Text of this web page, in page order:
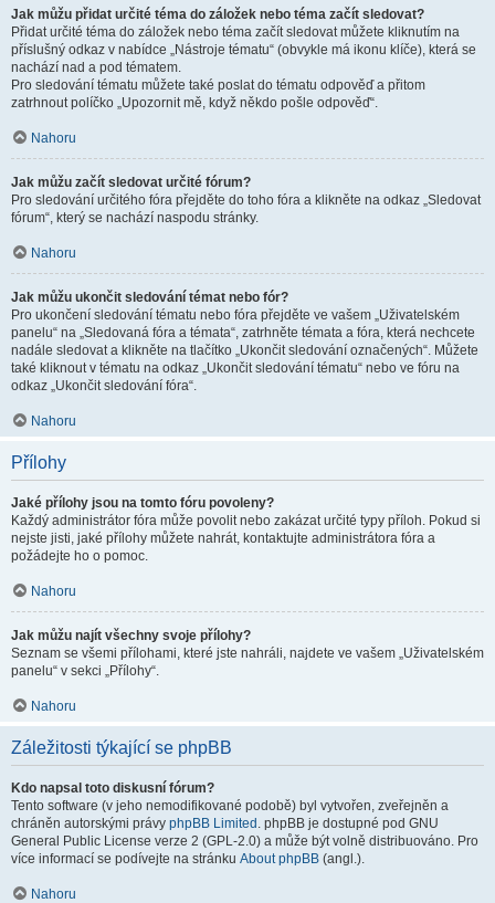
Jak můžu přidat určité téma do záložek nebo téma začít sledovat?
Přidat určité téma do záložek nebo téma začít sledovat můžete kliknutím na
příslušný odkaz v nabídce „Nástroje tématu“ (obvykle má ikonu klíče), která se
nachází nad a pod tématem.
Pro sledování tématu můžete také poslat do tématu odpověď a přitom
zatrhnout políčko „Upozornit mě, když někdo pošle odpověď“.
Nahoru
Jak můžu začít sledovat určité fórum?
Pro sledování určitého fóra přejděte do toho fóra a klikněte na odkaz „Sledovat
fórum“, který se nachází naspodu stránky.
Nahoru
Jak můžu ukončit sledování témat nebo fór?
Pro ukončení sledování tématu nebo fóra přejděte ve vašem „Uživatelském
panelu“ na „Sledovaná fóra a témata“, zatrhněte témata a fóra, která nechcete
nadále sledovat a klikněte na tlačítko „Ukončit sledování označených“. Můžete
také kliknout v tématu na odkaz „Ukončit sledování tématu“ nebo ve fóru na
odkaz „Ukončit sledování fóra“.
Nahoru
Přílohy
Jaké přílohy jsou na tomto fóru povoleny?
Každý administrátor fóra může povolit nebo zakázat určité typy příloh. Pokud si
nejste jisti, jaké přílohy můžete nahrát, kontaktujte administrátora fóra a
požádejte ho o pomoc.
Nahoru
Jak můžu najít všechny svoje přílohy?
Seznam se všemi přílohami, které jste nahráli, najdete ve vašem „Uživatelském
panelu“ v sekci „Přílohy“.
Nahoru
Záležitosti týkající se phpBB
Kdo napsal toto diskusní fórum?
Tento software (v jeho nemodifikované podobě) byl vytvořen, zveřejněn a
chráněn autorskými právy phpBB Limited . phpBB je dostupné pod GNU
General Public License verze 2 (GPL-2.0) a může být volně distribuováno. Pro
více informací se podívejte na stránku About phpBB (angl.).
Nahoru